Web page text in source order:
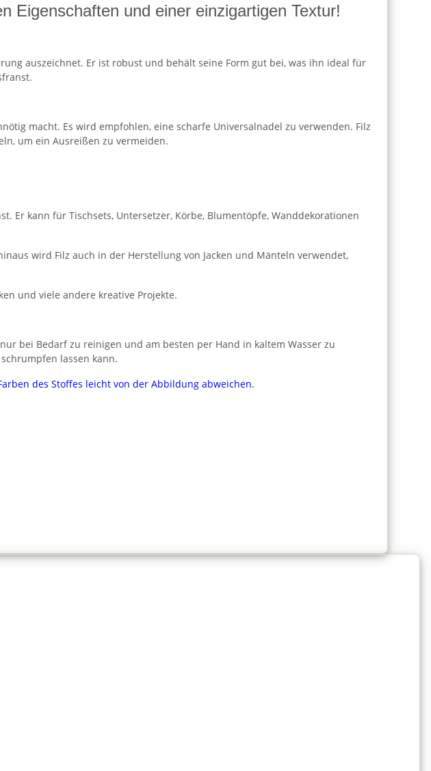
Eigenschaften und einer einzigartigen Textur!
auszeichnet. Er ist robust und behält seine Form gut bei, was ihn ideal für
macht. Es wird empfohlen, eine scharfe Universalnadel zu verwenden. Filz
um ein Ausreißen zu vermeiden.
Er kann für Tischsets, Untersetzer, Körbe, Blumentöpfe, Wanddekorationen
wird Filz auch in der Herstellung von Jacken und Mänteln verwendet,
und viele andere kreative Projekte.
bei Bedarf zu reinigen und am besten per Hand in kaltem Wasser zu
lassen kann.
des Stoffes leicht von der Abbildung abweichen.